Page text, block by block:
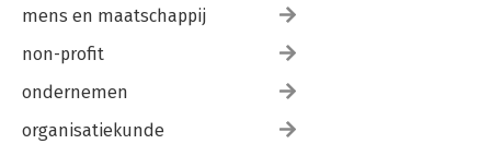
mens en maatschappij
non-profit
ondernemen
organisatiekunde